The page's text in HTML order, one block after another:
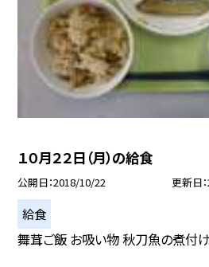
１０月２２日（月）の給食
公開日 2018/10/22 更新日
給食
舞茸ご飯 お吸い物 秋刀魚の煮付